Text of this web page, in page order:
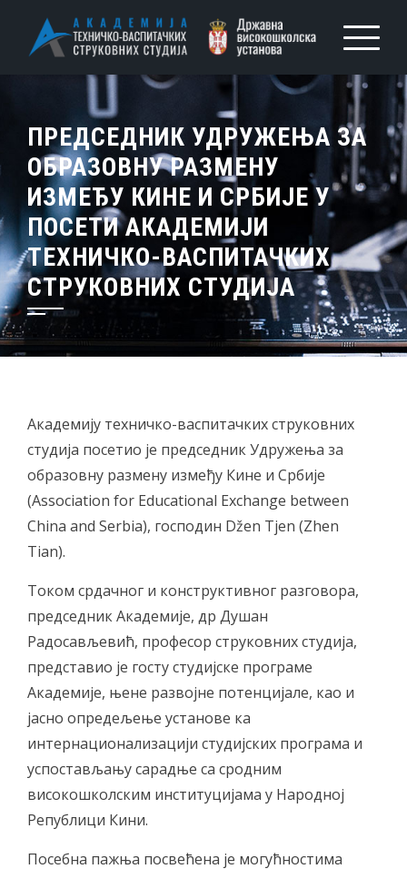
ПРЕДСЕДНИК УДРУЖЕЊА ЗА
ОБРАЗОВНУ РАЗМЕНУ
ИЗМЕЂУ КИНЕ И СРБИЈЕ У
ПОСЕТИ АКАДЕМИЈИ
ТЕХНИЧКО-ВАСПИТАЧКИХ
СТРУКОВНИХ СТУДИЈА
Академију техничко-васпитачких струковних
студија посетио је председник Удружења за
образовну размену између Кине и Србије
(Association for Educational Exchange between
China and Serbia), господин Džen Tjen (Zhen
Tian).
Током срдачног и конструктивног разговора,
председник Академије, др Душан
Радосављевић, професор струковних студија,
представио је госту студијске програме
Академије, њене развојне потенцијале, као и
јасно опредељење установе ка
интернационализацији студијских програма и
успостављању сарадње са сродним
високошколским институцијама у Народној
Републици Кини.
Посебна пажња посвећена је могућностима